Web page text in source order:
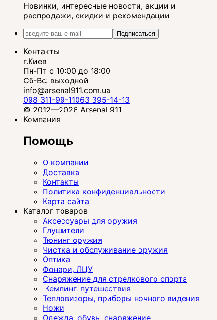
Новинки, интересные новости, акции и
распродажи, скидки и рекомендации
Подписаться
Контакты
г.Киев
Пн-Пт с 10:00 до 18:00
Сб-Вс: выходной
info@arsenal911.com.ua
098 311-99-11063 395-14-13
© 2012—2026 Arsenal 911
Компания
Помощь
О компании
Доставка
Контакты
Политика конфиденциальности
Карта сайта
Каталог товаров
Аксессуары для оружия
Глушители
Тюнинг оружия
Чистка и обслуживание оружия
Оптика
Фонари, ЛЦУ
Снаряжение для стрелкового спорта
Кемпинг, путешествия
Тепловизоры, приборы ночного видения
Ножи
Одежда, обувь, снаряжение